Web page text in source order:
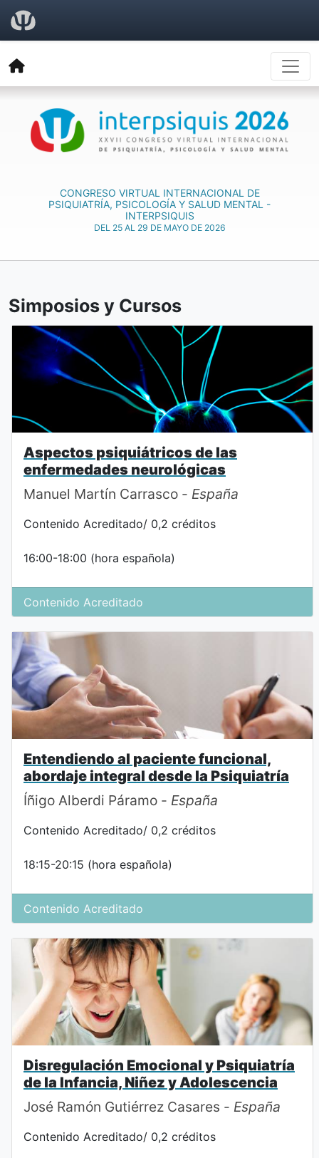
CONGRESO VIRTUAL INTERNACIONAL DE
PSIQUIATRÍA, PSICOLOGÍA Y SALUD MENTAL -
INTERPSIQUIS
DEL 25 AL 29 DE MAYO DE 2026
Simposios y Cursos
Aspectos psiquiátricos de las
enfermedades neurológicas
Manuel Martín Carrasco - España
Contenido Acreditado/ 0,2 créditos
16:00-18:00 (hora española)
Contenido Acreditado
Entendiendo al paciente funcional,
abordaje integral desde la Psiquiatría
Íñigo Alberdi Páramo - España
Contenido Acreditado/ 0,2 créditos
18:15-20:15 (hora española)
Contenido Acreditado
Disregulación Emocional y Psiquiatría
de la Infancia, Niñez y Adolescencia
José Ramón Gutiérrez Casares - España
Contenido Acreditado/ 0,2 créditos